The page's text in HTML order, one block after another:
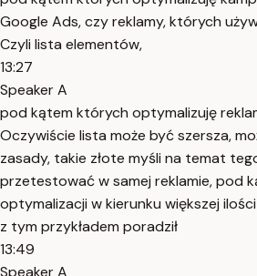
Google Ads, czy reklamy, których
Czyli lista elementów,
13:27
Speaker A
pod kątem których optymalizuję
Oczywiście lista może być szersza,
zasady, takie złote myśli na temat
przetestować w samej reklamie, pod
optymalizacji w kierunku większej
z tym przykładem poradził
13:49
Speaker A